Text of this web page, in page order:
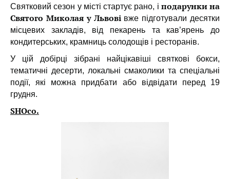
Святковий сезон у місті стартує рано, і подарунки на
Святого Миколая у Львові вже підготували десятки
місцевих закладів, від пекарень та кав’ярень до
кондитерських, крамниць солодощів і ресторанів.
У цій добірці зібрані найцікавіші святкові бокси,
тематичні десерти, локальні смаколики та спеціальні
події, які можна придбати або відвідати перед 19
грудня.
SHOco.